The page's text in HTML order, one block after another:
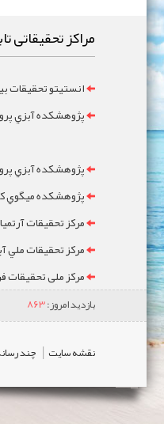
مراکز تحقیقاتی
انستیتو تحقیقات
پژوهشکده آبزي
پژوهشکده آبزي
پژوهشکده ميگوي
مرکز تحقيقات
مرکز تحقيقات ملي
مرکز ملی تحقیقات
بازدید امروز:863
نقشه سایت | چند